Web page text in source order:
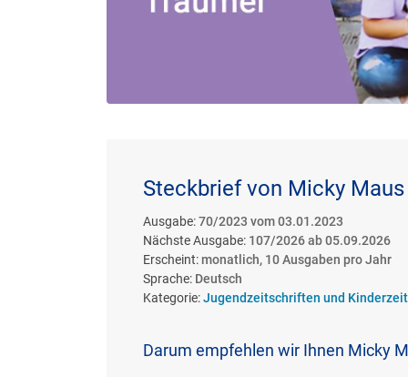
Steckbrief von Micky
Ausgabe:70/2023 vom 03.01.2023
Nächste Ausgabe: 107/2026 ab 05.09.2026
Erscheint: monatlich, 10 Ausgaben pro Jahr
Sprache: Deutsch
Kategorie:Jugendzeitschriften und
Darum empfehlen wir Ihnen Micky